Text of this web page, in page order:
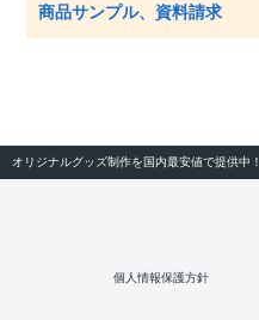
商品サンプル、資料請求
オリジナルグッズ制作を国内最安値で提供中！
個人情報保護方針